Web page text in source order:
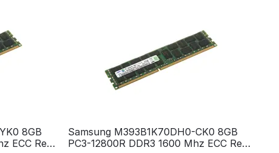
8GB
ECC Reg.
Samsung M393B1K70DH0-CK0 8GB
PC3-12800R DDR3 1600 Mhz ECC Reg.